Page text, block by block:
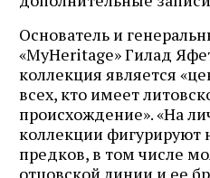
Основатель и
«MyHeritage» Гилад
коллекция является
всех, кто имеет
происхождение». «На
коллекции фигурируют
предков, в том числе
отцовской линии и ее